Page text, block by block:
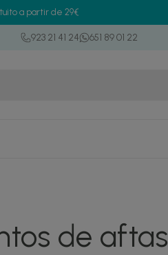
a partir de 29€
923 21 41 24 651 89 01 22
de aftas